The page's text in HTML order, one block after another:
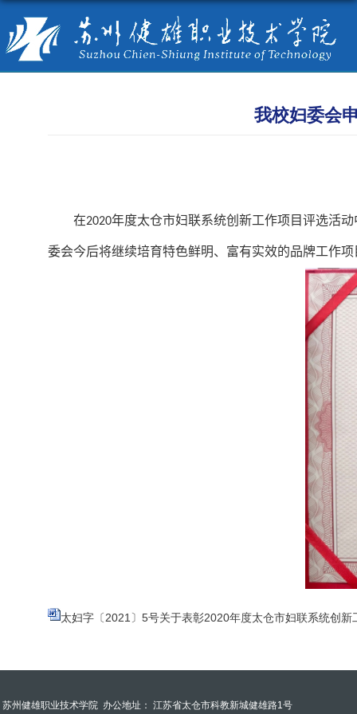
我校妇委会
在2020年度太仓市妇联系统创新工作项目评选活
委会今后将继续培育特色鲜明、富有实效的品牌工作
太妇字〔2021〕5号关于表彰2020年度太仓市妇联系统创
苏州健雄职业技术学院 办公地址： 江苏省太仓市科教新城健雄路1号